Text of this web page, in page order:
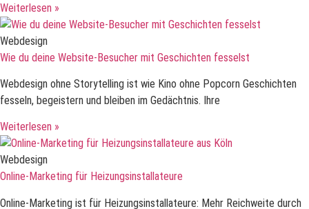
Weiterlesen »
Webdesign
Wie du deine Website-Besucher mit Geschichten fesselst
Webdesign ohne Storytelling ist wie Kino ohne Popcorn Geschichten
fesseln, begeistern und bleiben im Gedächtnis. Ihre
Weiterlesen »
Webdesign
Online-Marketing für Heizungsinstallateure
Online-Marketing ist für Heizungsinstallateure: Mehr Reichweite durch